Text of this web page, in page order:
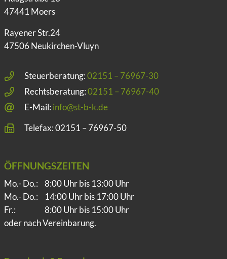
47441 Moers
Rayener Str.24
47506 Neukirchen-Vluyn
Steuerberatung:02151 – 76967-30
Rechtsberatung:02151 – 76967-40
E-Mail: info@st-b-k.de
Telefax: 02151 – 76967-50
ÖFFNUNGSZEITEN
Mo.- Do.:
8:00 Uhr bis 13:00 Uhr
Mo.- Do.:
14:00 Uhr bis 17:00 Uhr
Fr.:
8:00 Uhr bis 15:00 Uhr
oder nach Vereinbarung.